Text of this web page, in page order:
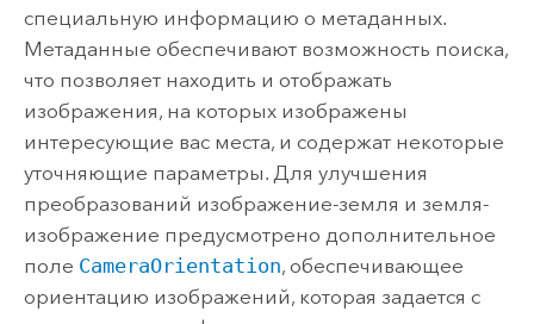
специальную информацию о метаданных.
Метаданные обеспечивают возможность поиска,
что позволяет находить и отображать
изображения, на которых изображены
интересующие вас места, и содержат некоторые
уточняющие параметры. Для улучшения
преобразований изображение-земля и земля-
изображение предусмотрено дополнительное
поле CameraOrientation, обеспечивающее
ориентацию изображений, которая задается с